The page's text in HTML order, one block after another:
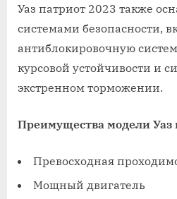
Уаз патриот 2023 также
системами безопасности,
антиблокировочную
курсовой устойчивости и
экстренном торможении.
Преимущества модели Уаз
Превосходная
Мощный двигатель